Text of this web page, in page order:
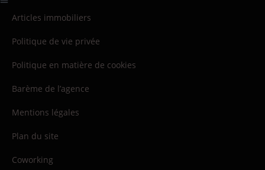
Articles immobiliers
Politique de vie privée
Politique en matière de cookies
Barème de l’agence
Mentions légales
Plan du site
Coworking